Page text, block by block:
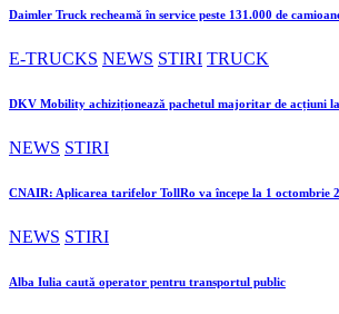
Daimler Truck recheamă în service peste 131.000 de
E-TRUCKS NEWS STIRI TRUCK
DKV Mobility achiziționează pachetul majoritar de acțiuni
NEWS STIRI
CNAIR: Aplicarea tarifelor TollRo va începe la 1 octombrie
NEWS STIRI
Alba Iulia caută operator pentru transportul public